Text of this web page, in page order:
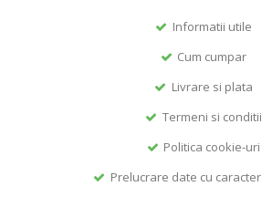
Informatii utile
Cum cumpar
Livrare si plata
Termeni si conditii
Politica cookie-uri
Prelucrare date cu